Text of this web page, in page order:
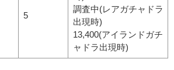
5
調査中(レアガチャドラ
出現時)
13,400(アイランドガチ
ャドラ出現時)